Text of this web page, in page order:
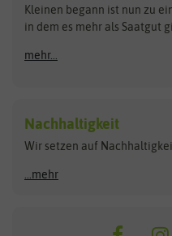
Anzucht &
Anzuchtschalen
Heizmatte & Heizkabel
Kokos-Quelltabletten
Zimmergewächshaus
Bûten Birds
Carl Pabst
Florissa
Flortis
Franchi Sementi
Kleinen begann ist nun zu
in dem es mehr als Saatgut
mehr...
Nachhaltigkeit
Wir setzen auf
...mehr